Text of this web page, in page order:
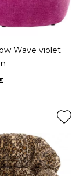
Wave violet